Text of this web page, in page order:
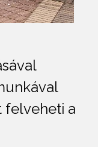
felveheti a